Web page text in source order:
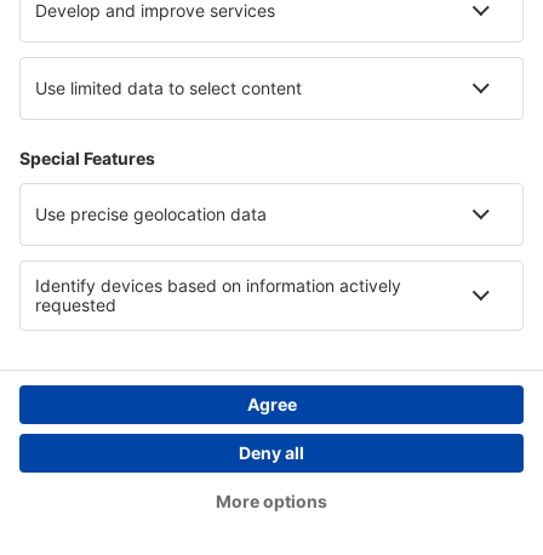
informații despre Politica privind modulele cookie și de
confidențialitate a Ryanair, te rugăm să consulțiPolitica de
confidențialitateșiPolitica de cookie-uri
DREPTURILE TALE SI CUM SA LE EXERCITATI
Dreptul de a fi informat:
privire la Prelucrarea Datelor dumneavoastra cu caracter
personal, astfel cum se intampla prin prezenta Politica.
Dreptul de acces:Aveti dreptul de a obtine de la noi
cu caracter personal, informatii privind specificul Prelucrarii,
precum si acces la datele respective.
Operator, fara intarzieri nejustificate, rectificarea Datelor
cu caracter personal inexacte care va privesc. Tinandu-se
seama de scopurile in care au fost prelucrate datele, veti
dreptul de a obtine completarea Datelor cu caracter
personal care sunt incomplete, inclusiv prin furnizarea unei